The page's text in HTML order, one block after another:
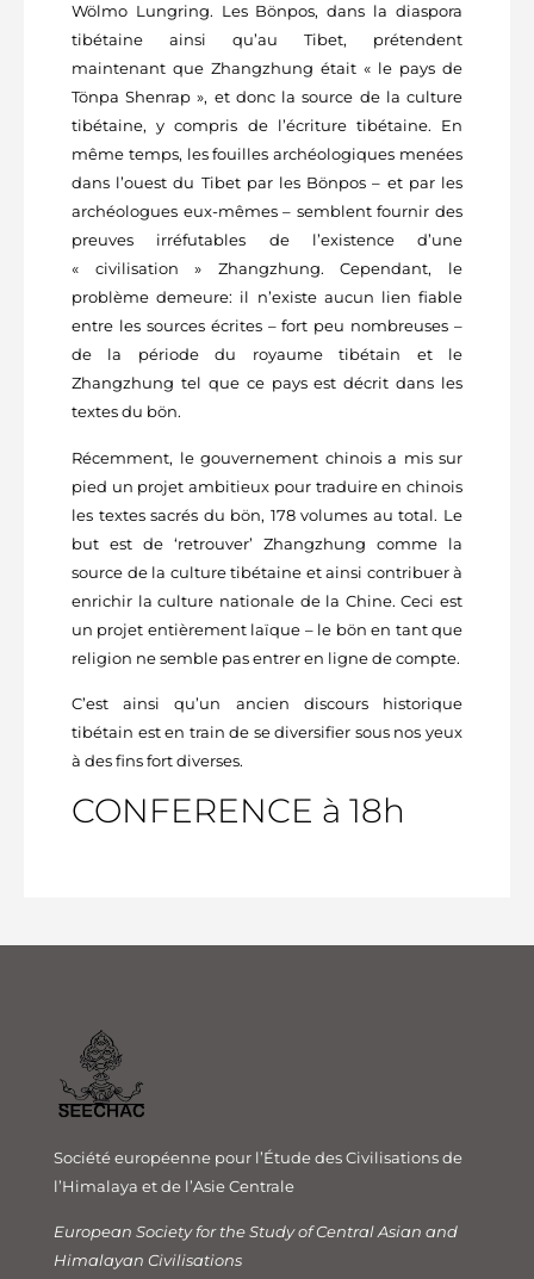
Wölmo Lungring. Les Bönpos, dans la diaspora
tibétaine ainsi qu’au Tibet, prétendent
maintenant que Zhangzhung était « le pays de
Tönpa Shenrap », et donc la source de la culture
tibétaine, y compris de l’écriture tibétaine. En
même temps, les fouilles archéologiques menées
dans l’ouest du Tibet par les Bönpos – et par les
archéologues eux-mêmes – semblent fournir des
preuves irréfutables de l’existence d’une
« civilisation » Zhangzhung. Cependant, le
problème demeure: il n’existe aucun lien fiable
entre les sources écrites – fort peu nombreuses –
de la période du royaume tibétain et le
Zhangzhung tel que ce pays est décrit dans les
textes du bön.
Récemment, le gouvernement chinois a mis sur
pied un projet ambitieux pour traduire en chinois
les textes sacrés du bön, 178 volumes au total. Le
but est de ‘retrouver’ Zhangzhung comme la
source de la culture tibétaine et ainsi contribuer à
enrichir la culture nationale de la Chine. Ceci est
un projet entièrement laïque – le bön en tant que
religion ne semble pas entrer en ligne de compte.
C’est ainsi qu’un ancien discours historique
tibétain est en train de se diversifier sous nos yeux
à des fins fort diverses.
CONFERENCE à 18h
Société européenne pour l’Étude des Civilisations de
l’Himalaya et de l’Asie Centrale
European Society for the Study of Central Asian and
Himalayan Civilisations